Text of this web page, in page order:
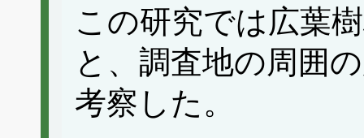
この研究では広葉
と、調査地の周囲
考察した。